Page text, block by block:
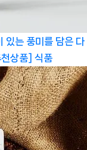
는 풍미를 담은 다
상품] 식품